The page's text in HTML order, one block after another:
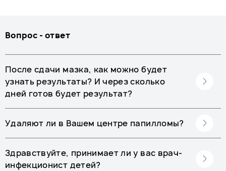
Вопрос - ответ
После сдачи мазка, как можно будет
узнать результаты? И через сколько
дней готов будет результат?
Удаляют ли в Вашем центре папилломы?
Здравствуйте, принимает ли у вас врач-
инфекционист детей?